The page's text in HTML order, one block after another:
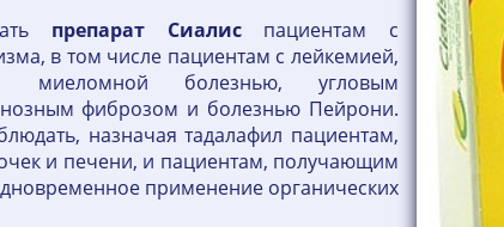
препарат Сиалиспациентам с
в том числе пациентам с лейкемией,
миеломной болезнью, угловым
фиброзом и болезнью Пейрони.
назначая тадалафил пациентам,
и печени, и пациентам, получающим
применение органических